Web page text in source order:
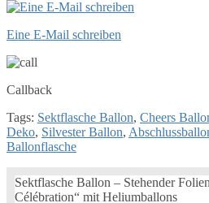
Eine E-Mail schreiben
Callback
Tags: Sektflasche Ballon, Cheers
Deko, Silvester Ballon,
Ballonflasche
Sektflasche Ballon – Stehender
Célébration“ mit Heliumballons